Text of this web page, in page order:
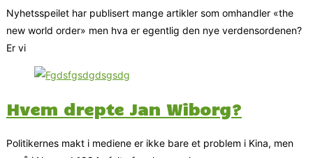
Nyhetsspeilet har publisert mange artikler som omhandler «the
new world order» men hva er egentlig den nye verdensordenen?
Er vi
Hvem drepte Jan Wiborg?
Politikernes makt i mediene er ikke bare et problem i Kina, men